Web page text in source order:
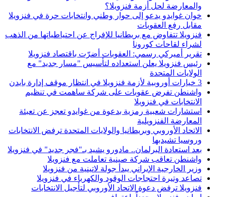
والمعارضة لحل أزمة فنزويلا؟
خوان غوايدو يدعو إلى حوار وطني وانتخابات حرة في فنزويلا
مقابل رفع العقوبات
فنزويلا تتفاوض مع بريطانيا للإفراج عن احتياطياتها من الذهب
لشراء لقاحات كورونا
تقرير أميركي رسمي: العقوبات أضرّت باقتصاد فنزويلا
رئيس فنزويلا يعلن استعداده لتأسيس "مسار جديد" مع
الولايات المتحدة
3 خيارات أوروبية لأزمة فنزويلا في انتظار موقف إدارة بايدن
واشنطن تفرض عقوبات على شركة ساهمت في تنظيم
الانتخابات في فنزويلا
استشارات شعبية رمزية بدعوة من غوايدو تعجز عن تعبئة
المعارضة الفنزويلية
الاتحاد الأوروبي وبريطانيا والولايات المتحدة ترفض الانتخابات
وروسيا تشيدبها
بعد استعادة البرلمان.. مادورو يشيد بـ"فجر جديد" في فنزويلا
واشنطن تعاقب شركة صينية تعاملت مع فنزويلا
وزير الخارجية الإيراني يبدأ جولة لاتينية من فنزويلا
تصاعد وتيرة احتجاجات الوقود والكهرباء في فنزويلا
فنزويلا ترفض دعوة الاتحاد الأوروبي لتأجيل الانتخابات